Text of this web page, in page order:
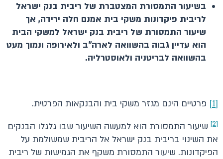
בשיעור התמסורת המצטברת של ריבית בנק ישראל
לריבית פיקדונות משקי בית אמנם חלה ירידה, אך
שיעור התמסורת של ריבית בנק ישראל למשקי הבית
הוא עדיין גבוה בהשוואה לארה"ב ולאירופה ונמוך מעט
בהשוואה לבריטניה ולאוסטרליה.
[1] פרטיים הינם מגזר משקי בית והבנקאות הפרטית.
[2]
שיעור התמסורת הוא למעשה השיעור שבו גלגלו הבנקים
את השינוי בריבית בנק ישראל אל הריבית שמשולמת על
הפיקדונות. שיעור התמסורת משקף את הגמישות של ריבית